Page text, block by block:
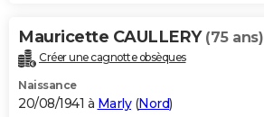
Mauricette CAULLERY (75 ans)
Créer une cagnotte obsèques
Naissance
20/08/1941 à Marly(Nord)